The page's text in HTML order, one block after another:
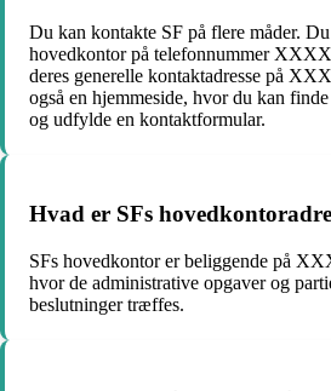
Du kan kontakte SF på flere måder.
hovedkontor på telefonnummer
deres generelle kontaktadresse på
også en hjemmeside, hvor du kan
og udfylde en kontaktformular.
Hvad er SFs
SFs hovedkontor er beliggende på
hvor de administrative opgaver og
beslutninger træffes.